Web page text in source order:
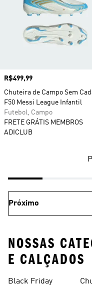
Preço
R$499,99
Chuteira de Campo Sem
F50 Messi League Infantil
Futebol, Campo
FRETE GRÁTIS MEMBROS
ADICLUB
Próximo
NOSSAS
E CALÇADOS
Black Friday